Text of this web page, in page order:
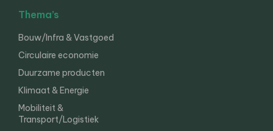
Thema’s
Bouw/Infra & Vastgoed
Circulaire economie
Duurzame producten
Klimaat & Energie
Mobiliteit &
Transport/Logistiek